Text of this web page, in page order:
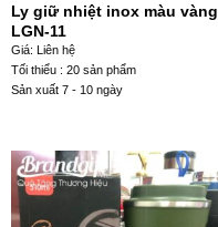
Ly giữ nhiệt inox màu vàng
LGN-11
Giá: Liên hệ
Tối thiểu : 20 sản phẩm
Sản xuất 7 - 10 ngày